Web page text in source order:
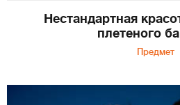
Нестандартная
плетеного
Предмет